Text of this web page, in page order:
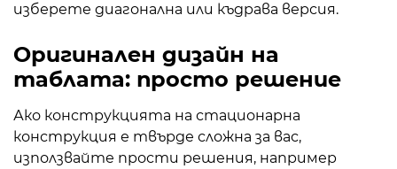
изберете диагонална или къдрава версия.
Оригинален дизайн на
таблата: просто решение
Ако конструкцията на стационарна
конструкция е твърде сложна за вас,
използвайте прости решения, например